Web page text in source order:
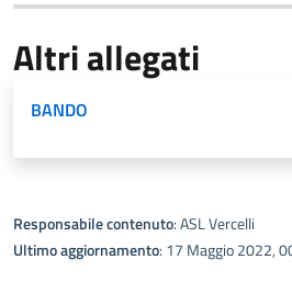
Altri allegati
BANDO
Responsabile contenuto: ASL Vercelli
Ultimo aggiornamento: 17 Maggio 2022,